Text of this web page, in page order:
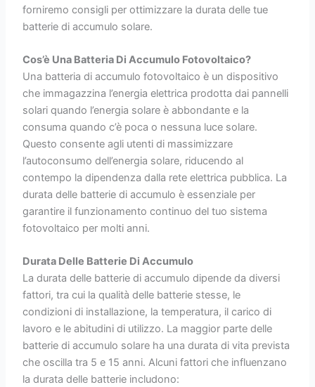
forniremo consigli per ottimizzare la durata delle tue
batterie di accumulo solare.
Cos’è Una Batteria Di Accumulo Fotovoltaico?
Una batteria di accumulo fotovoltaico è un dispositivo
che immagazzina l’energia elettrica prodotta dai pannelli
solari quando l’energia solare è abbondante e la
consuma quando c’è poca o nessuna luce solare.
Questo consente agli utenti di massimizzare
l’autoconsumo dell’energia solare, riducendo al
contempo la dipendenza dalla rete elettrica pubblica. La
durata delle batterie di accumulo è essenziale per
garantire il funzionamento continuo del tuo sistema
fotovoltaico per molti anni.
Durata Delle Batterie Di Accumulo
La durata delle batterie di accumulo dipende da diversi
fattori, tra cui la qualità delle batterie stesse, le
condizioni di installazione, la temperatura, il carico di
lavoro e le abitudini di utilizzo. La maggior parte delle
batterie di accumulo solare ha una durata di vita prevista
che oscilla tra 5 e 15 anni. Alcuni fattori che influenzano
la durata delle batterie includono: